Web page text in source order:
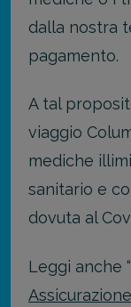
dalla nostra
pagamento.
A tal
viaggio
mediche
sanitario e
dovuta al
Leggi anche “